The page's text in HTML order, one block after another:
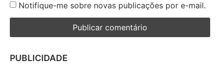
Notifique-me sobre novas publicações por e-mail.
PUBLICIDADE